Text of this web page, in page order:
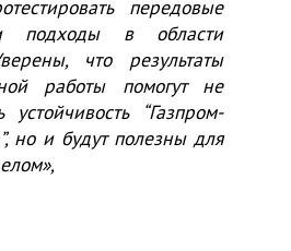
передовые
подходы в области
что результаты
работы помогут не
устойчивость “Газпром-
но и будут полезны для